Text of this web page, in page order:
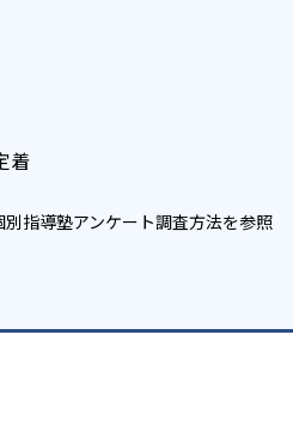
着
指導塾アンケート調査方法を参照